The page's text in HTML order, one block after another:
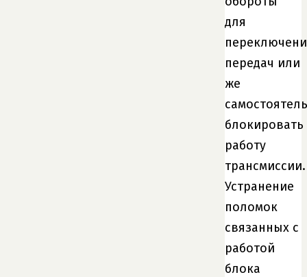
для
передач или
же
блокировать
работу
трансмиссии.
Устранение
поломок
связанных с
работой
блока